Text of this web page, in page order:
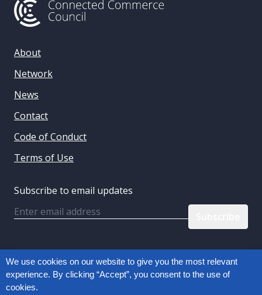
About
Network
News
Contact
Code of Conduct
Terms of Use
Subscribe to email updates
Email
Follow us:
Privacy Policy
We use cookies on our website to give you the most relevant
experience. By clicking “Accept”, you consent to the use of
cookies.